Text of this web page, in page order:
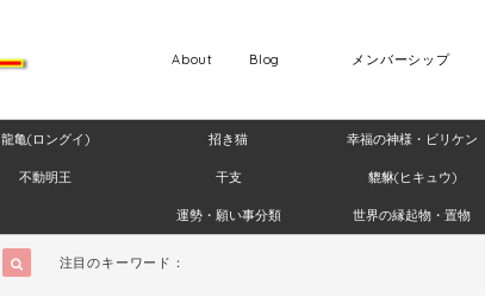
メンバーシップ
Blog
About
龍亀(ロングイ) 招き猫 幸福の神様・ビリケン
不動明王 干支 貔貅(ヒキュウ)
運勢・願い事分類 世界の縁起物・置物
注目のキーワード：